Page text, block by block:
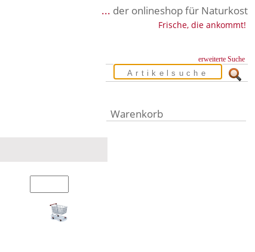
... der onlineshop für Naturkost
Frische, die ankommt!
erweiterte Suche
Warenkorb